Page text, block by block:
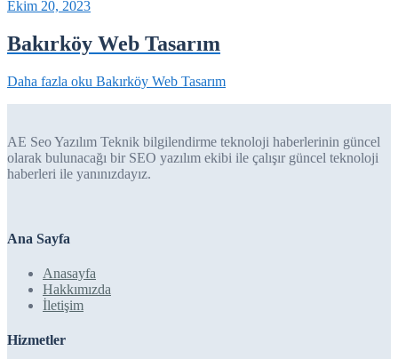
Ekim 20, 2023
Bakırköy Web Tasarım
Daha fazla oku Bakırköy Web Tasarım
AE Seo Yazılım Teknik bilgilendirme teknoloji haberlerinin güncel
olarak bulunacağı bir SEO yazılım ekibi ile çalışır güncel teknoloji
haberleri ile yanınızdayız.
Ana Sayfa
Anasayfa
Hakkımızda
İletişim
Hizmetler